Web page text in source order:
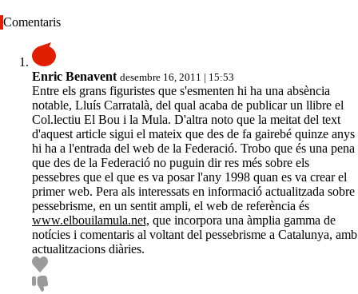
Comentaris
Enric Benavent desembre 16, 2011 | 15:53
Entre els grans figuristes que s'esmenten hi ha una absència
notable, Lluís Carratalà, del qual acaba de publicar un llibre el
Col.lectiu El Bou i la Mula. D'altra noto que la meitat del text
d'aquest article sigui el mateix que des de fa gairebé quinze anys
hi ha a l'entrada del web de la Federació. Trobo que és una pena
que des de la Federació no puguin dir res més sobre els
pessebres que el que es va posar l'any 1998 quan es va crear el
primer web. Pera als interessats en informació actualitzada sobre
pessebrisme, en un sentit ampli, el web de referència és
www.elbouilamula.net, que incorpora una àmplia gamma de
notícies i comentaris al voltant del pessebrisme a Catalunya, amb
actualitzacions diàries.